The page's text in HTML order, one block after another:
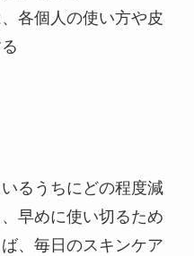
各個人の使い方や皮
るうちにどの程度減
早めに使い切るため
、毎日のスキンケア